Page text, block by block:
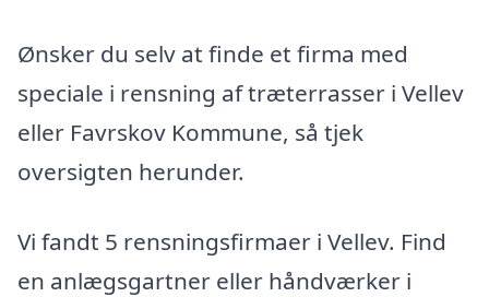
Ønsker du selv at finde et firma med
speciale i rensning af træterrasser i Vellev
eller Favrskov Kommune, så tjek
oversigten herunder.
Vi fandt 5 rensningsfirmaer i Vellev. Find
en anlægsgartner eller håndværker i